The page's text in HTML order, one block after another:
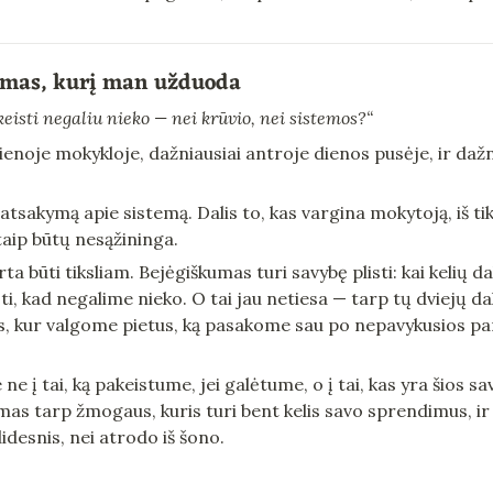
kurį man užduoda
negaliu nieko — nei krūvio, nei sistemos?“
mokykloje, dažniausiai antroje dienos pusėje, ir
apie sistemą. Dalis to, kas vargina mokytoją, iš
būtų nesąžininga.
būti tiksliam. Bejėgiškumas turi savybę plisti: kai kelių
kad negalime nieko. O tai jau netiesa — tarp tų dviejų
kur valgome pietus, ką pasakome sau po nepavykusios
į tai, ką pakeistume, jei galėtume, o į tai, kas yra šios
tarp žmogaus, kuris turi bent kelis savo sprendimus,
nei atrodo iš šono.